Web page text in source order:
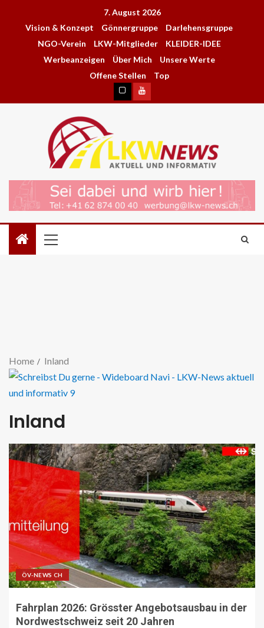
7. August 2026
Vision & Konzept
Gönnergruppe
Darlehensgruppe
NGO-Verein
LKW-Mitglieder
KLEIDER-IDEE
Werbeanzeigen
Über Mich
Unsere Werte
Offene Stellen
Top
Home Inland
Inland
ÖV-NEWS CH
Fahrplan 2026: Grösster Angebotsausbau in der
Nordwestschweiz seit 20 Jahren